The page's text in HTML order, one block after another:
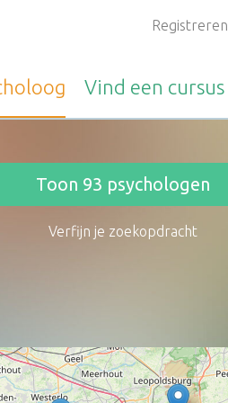
Registreren
Vind een cursus
Toon 93 psychologen
Verfijn je zoekopdracht